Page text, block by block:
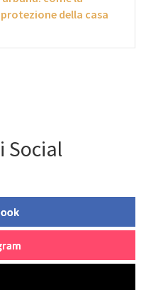
della casa
Social